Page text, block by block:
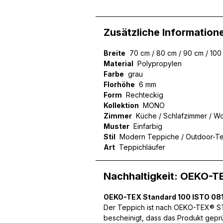
Zusätzliche
Breite 70 cm / 80 cm / 90 cm / 100
Material Polypropylen
Farbe grau
Florhöhe 6 mm
Form Rechteckig
Kollektion MONO
Zimmer Küche / Schlafzimmer /
Muster Einfarbig
Stil Modern Teppiche / Outdoor-
Art Teppichläufer
Nachhaltigkeit: OEKO-
OEKO-TEX Standard 100 ISTO
Der Teppich ist nach OEKO-TEX®
bescheinigt, dass das Produkt
können und um unseren
Website an unsere
mit weiteren Daten
Dienste gesammelt haben.
Notwendig
Notwendige Cookies sind
Beispiel das Bereitstellen
Präferenzen
Präferenz-Cookies
Website aussieht oder